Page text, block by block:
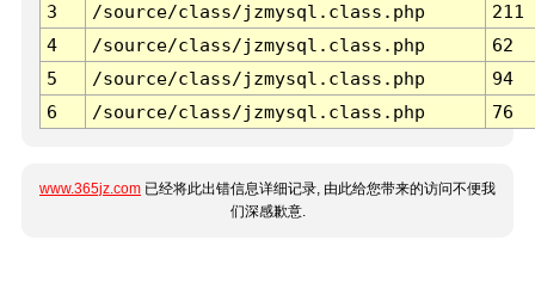
3 /source/class/jzmysql.class.php
211
4
/source/class/jzmysql.class.php
62
5
/source/class/jzmysql.class.php
94
6
/source/class/jzmysql.class.php 76
www.365jz.com 已经将此出错信息详细记录, 由此给您带来的访问不便我
们深感歉意.